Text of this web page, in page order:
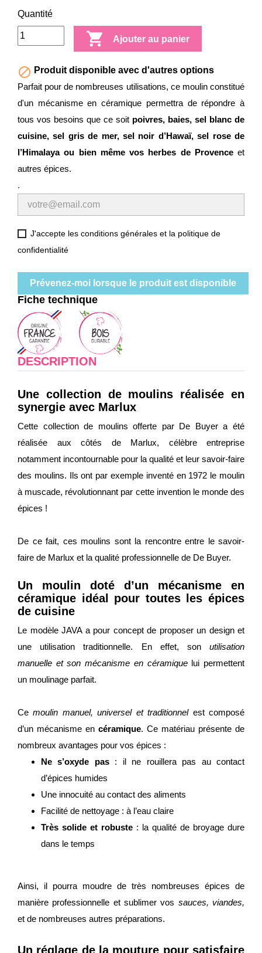
Quantité
 Ajouter au panier
 Produit disponible avec d'autres options
Parfait pour de nombreuses utilisations, ce moulin constitué
d'un mécanisme en céramique permettra de répondre à
tous vos besoins que ce soit poivres, baies, sel blanc de
cuisine, sel gris de mer, sel noir d’Hawaï, sel rose de
l’Himalaya ou bien même vos herbes de Provenceet
autres épices.
.
J'accepte les conditions générales et la politique de
confidentialité
Prévenez-moi lorsque le produit est disponible
Fiche technique
DESCRIPTION
Une collection de moulins réalisée en
synergie avec Marlux
Cette collection de moulins offerte par De Buyer a été
réalisée aux côtés de Marlux, célèbre entreprise
notamment incontournable pour la qualité et leur savoir-faire
des moulins. Ils ont par exemple inventé en 1972 le moulin
à muscade, révolutionnant par cette invention le monde des
épices !
De ce fait, ces moulins sont la rencontre entre le savoir-
faire de Marlux et la qualité professionnelle de De Buyer.
Un moulin doté d’un mécanisme en
céramique idéal pour toutes les épices
de cuisine
Le modèle JAVA a pour concept de proposer un design et
une utilisation traditionnelle. En effet, son utilisation
manuelle et son mécanisme en céramiquelui permettent
un moulinage parfait.
Cemoulin manuel, universel et traditionnelest composé
d’un mécanisme en céramique. Ce matériau présente de
nombreux avantages pour vos épices :
Ne s’oxyde pas: il ne rouillera pas au contact
d’épices humides
Une innocuité au contact des aliments
Facilité de nettoyage : à l’eau claire
Très solide et robuste : la qualité de broyage dure
dans le temps
Ainsi, il pourra moudre de très nombreuses épices de
manière professionnelle et sublimer vos sauces, viandes,
et de nombreuses autres préparations.
Un réglage de la mouture pour satisfaire